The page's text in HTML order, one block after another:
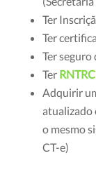
Ter
Ter
Ter seguro
Ter RNTRC
Adquirir
atualizado
o mesmo
CT-e)